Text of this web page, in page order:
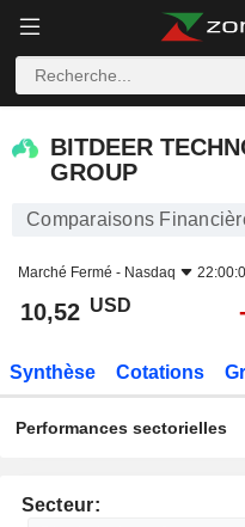
BITDEER
GROUP
Comparaisons
Marché Fermé - Nasdaq
10,52 USD
Synthèse Cotations
Performances sectorielles
Secteur: